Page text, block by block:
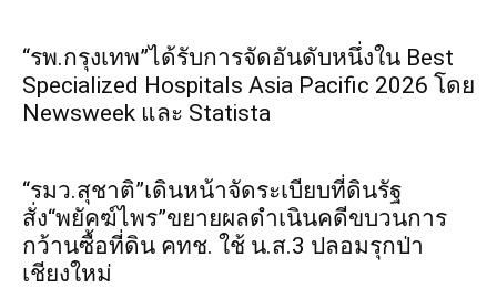
“รพ.กรุงเทพ”ได้รับการจัดอันดับหนึ่งใน Best
Specialized Hospitals Asia Pacific 2026 โดย
Newsweek และ Statista
“รมว.สุชาติ”เดินหน้าจัดระเบียบที่ดินรัฐ
สั่ง“พยัคฆ์ไพร”ขยายผลดำเนินคดีขบวนการ
กว้านซื้อที่ดิน คทช. ใช้ น.ส.3 ปลอมรุกป่า
เชียงใหม่